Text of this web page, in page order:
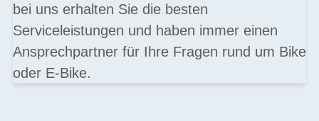
bei uns erhalten Sie die besten
Serviceleistungen und haben immer einen
Ansprechpartner für Ihre Fragen rund um Bike
oder E-Bike.